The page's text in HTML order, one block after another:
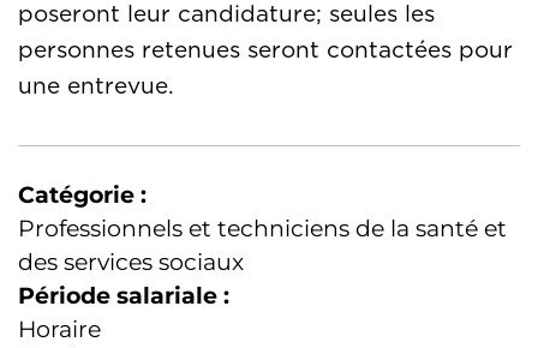
poseront leur candidature; seules les
personnes retenues seront contactées pour
une entrevue.
Catégorie :
Professionnels et techniciens de la santé et
des services sociaux
Période salariale :
Horaire